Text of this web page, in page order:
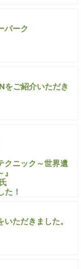
パーク
をご紹介いただき
クニック～世界遺
た！
ただきました。